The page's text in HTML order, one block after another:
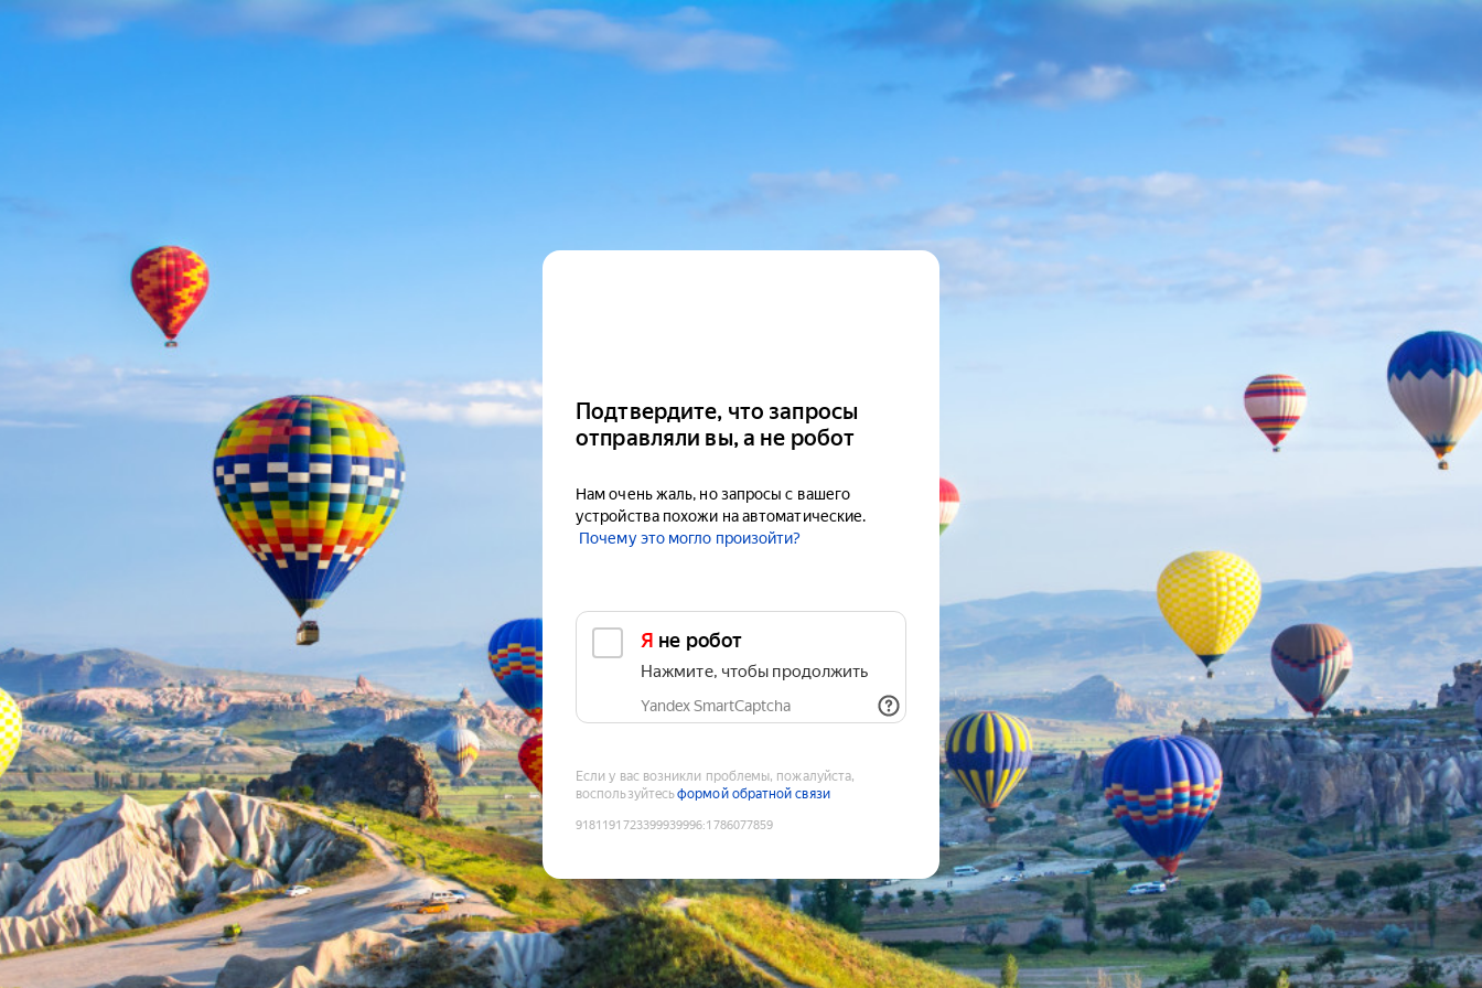
Подтвердите, что запросы
отправляли вы, а не робот
Нам очень жаль, но запросы с вашего
устройства похожи на автоматические.
Почему это могло произойти?
Я не робот
Нажмите, чтобы продолжить
Yandex SmartCaptcha
Если у вас возникли проблемы, пожалуйста,
воспользуйтесьформой обратной связи
9181191723399939996:1786077859